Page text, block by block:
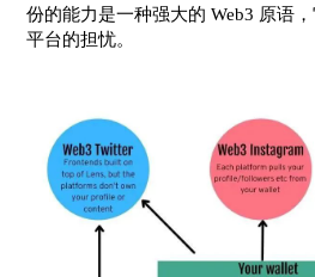
份的能力是一种强大的 Web3 原语
平台的担忧。